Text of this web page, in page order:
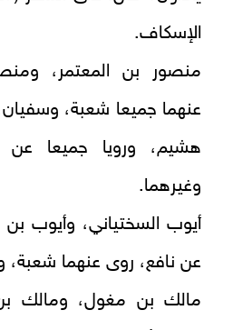
الإسكاف.
منصور بن المعتمر،
عنهما جميعا شعبة،
هشيم، ورويا جميعا عن
وغيرهما.
أيوب السختياني، وأيوب
عن نافع، روى عنهما شعبة،
مالك بن مغول، ومالك